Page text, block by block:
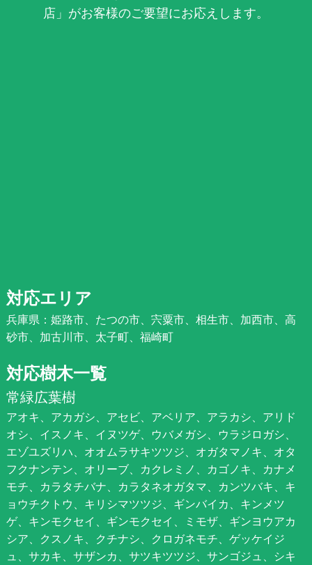
店」がお客様のご要望にお応えします。
対応エリア
兵庫県：姫路市、たつの市、宍粟市、相生市、加西市、高
砂市、加古川市、太子町、福崎町
対応樹木一覧
常緑広葉樹
アオキ、アカガシ、アセビ、アベリア、アラカシ、アリド
オシ、イスノキ、イヌツゲ、ウバメガシ、ウラジロガシ、
エゾユズリハ、オオムラサキツツジ、オガタマノキ、オタ
フクナンテン、オリーブ、カクレミノ、カゴノキ、カナメ
モチ、カラタチバナ、カラタネオガタマ、カンツバキ、キ
ョウチクトウ、キリシマツツジ、ギンバイカ、キンメツ
ゲ、キンモクセイ、ギンモクセイ、ミモザ、ギンヨウアカ
シア、クスノキ、クチナシ、クロガネモチ、ゲッケイジ
ュ、サカキ、サザンカ、サツキツツジ、サンゴジュ、シキ